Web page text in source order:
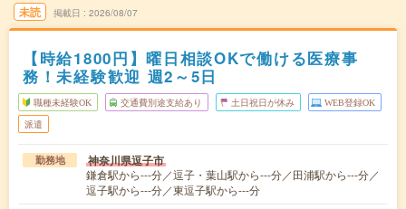
未読 掲載日 2026/08/07
【時給1800円】曜日相談OKで働ける医療事
務！未経験歓迎 週2～5日
職種未経験OK 交通費別途支給あり 土日祝日が休み WEB登録OK
派遣
勤務地 神奈川県逗子市
鎌倉駅から---分／逗子・葉山駅から---分／田浦駅から---分／
逗子駅から---分／東逗子駅から---分